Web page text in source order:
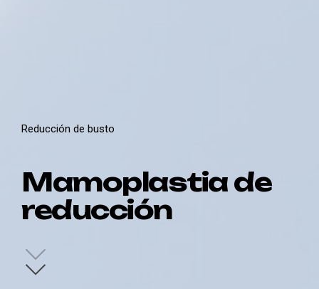
Reducción de busto
Mamoplastia de
reducción